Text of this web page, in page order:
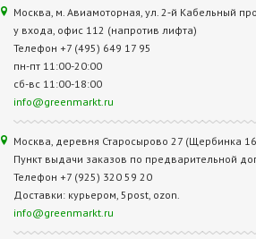
Москва, м. Авиамоторная, ул. 2‑й Кабельный
у входа, офис 112 (напротив лифта)
Телефон +7 (495) 649 17 95
пн-пт 11:00-20:00
сб-вс 11:00-18:00
info@greenmarkt.ru
Москва, деревня Старосырово 27 (Щербинка
Пункт выдачи заказов по предварительной
Телефон +7 (925) 320 59 20
Доставки: курьером, 5post, ozon.
info@greenmarkt.ru